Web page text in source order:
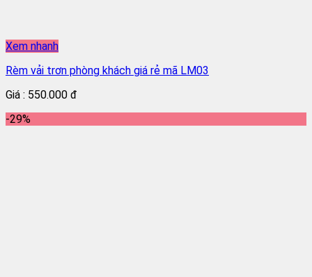
Xem nhanh
Rèm vải trơn phòng khách giá rẻ mã LM03
Giá : 550.000 đ
-29%